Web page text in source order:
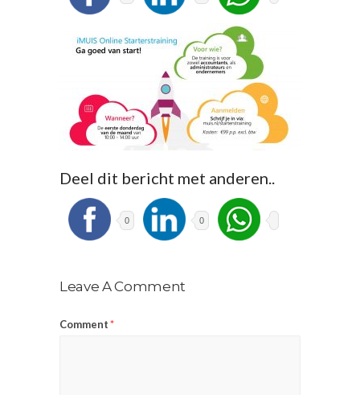
Deel dit bericht met anderen..
0 0
Leave A Comment
Comment*